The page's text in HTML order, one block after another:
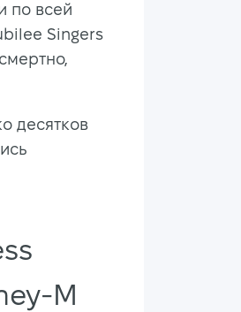
по всей
Singers
десятков
M